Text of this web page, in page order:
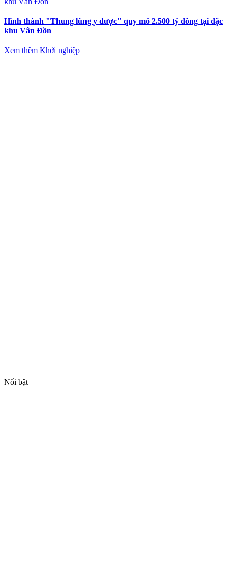
Hình thành "Thung lũng y dược" quy mô 2.500 tỷ đồng tại đặc
khu Vân Đồn
Xem thêm Khởi nghiệp
Nổi bật